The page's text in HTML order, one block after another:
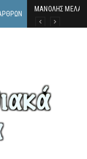
MΑΝΟΛΗΣ ΜΕΛΑΣ:
ΕΚΔΗΛΩΣΗ ΤΙΜΗΣ
Κάθε καλοκαίρι